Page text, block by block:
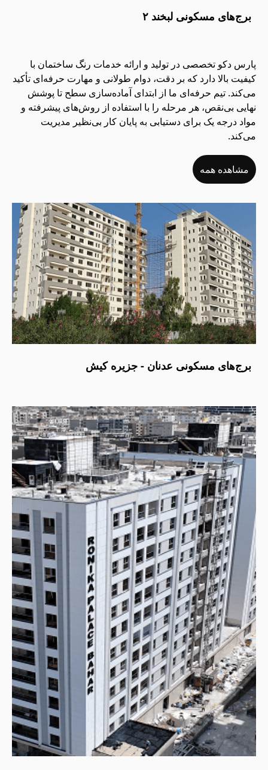
برج‌های مسکونی لبخند ۲
پارس دکو تخصصی در تولید و ارائه خدمات رنگ ساختمان با
کیفیت بالا دارد که بر دقت، دوام طولانی و مهارت حرفه‌ای تأکید
می‌کند. تیم حرفه‌ای ما از ابتدای آماده‌سازی سطح تا پوشش
نهایی بی‌نقص، هر مرحله را با استفاده از روش‌های پیشرفته و
مواد درجه یک برای دستیابی به پایان کار بی‌نظیر مدیریت
می‌کند.
مشاهده همه
برج‌های مسکونی عدنان - جزیره کیش